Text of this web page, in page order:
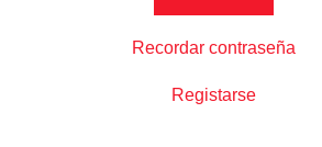
Recordar contraseña
Registarse